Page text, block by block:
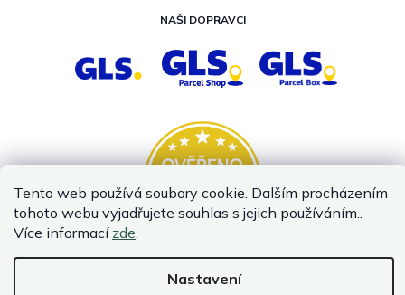
Tento web používá soubory cookie. Dalším procházením
tohoto webu vyjadřujete souhlas s jejich používáním..
Více informací zde.
Nastavení
NAŠI DOPRAVCI
Vytvořil Shoptet